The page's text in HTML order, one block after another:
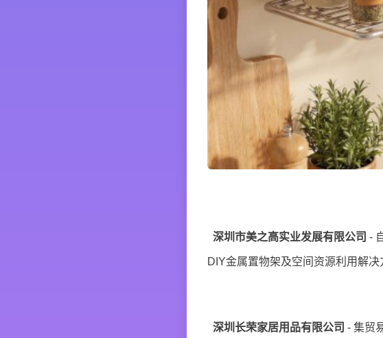
深圳市美之高实业发展有限公司 -
DIY金属置物架及空间资源利用解决
深圳长荣家居用品有限公司 - 集贸